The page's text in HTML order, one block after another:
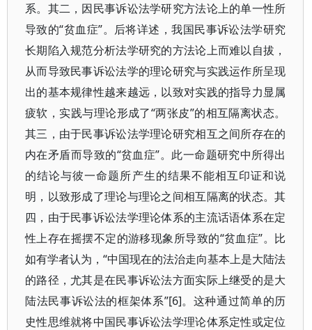
系。其二，因民事诉讼法学研究方法论上的单一性所
导致的“贫血症”。后将详述，我国民事诉讼法学研究
长期陷入规范分析法学研究的方法论上而难以自拔，
从而导致民事诉讼法学的理论研究与实践运作所呈现
出的基本规律性越来越远，以致对实践的指导力显属
疲软，实践与理论形成了“两张皮”的相互隔离状态。
其三，由于民事诉讼法学理论研究相互之间所存在的
内在矛盾而导致的“贫血症”。此一命题研究中所得出
的结论与彼一命题所产生的结果不能相互印证和说
明，以致形成了理论与理论之间相互隔离的状态。其
四，由于民事诉讼法学理论体系的主流话语体系在定
性上存在摇摆不定的游移现象所导致的“贫血症”。比
如有学者认为，“中国现在的法治走向基本上是大陆法
的路径，尤其是在民事诉讼法方面实际上继受的是大
陆法民事诉讼法的框架体系”[6]。这种通过简单的历
史性思维就将中国民事诉讼法学理论体系定性或定位